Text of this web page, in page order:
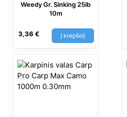
Weedy Gr. Sinking 25lb
10m
3,36 € Į krepšelį